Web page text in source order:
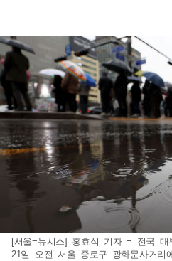
[서울=뉴시스] 홍효식 기자 = 전국
21일 오전 서울 종로구 광화문사거리